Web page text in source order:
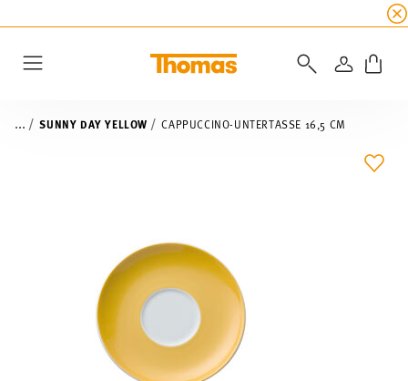
Bis
... SUNNY DAY YELLOW CAPPUCCINO-UNTERTASSE 16,5 CM
ADD